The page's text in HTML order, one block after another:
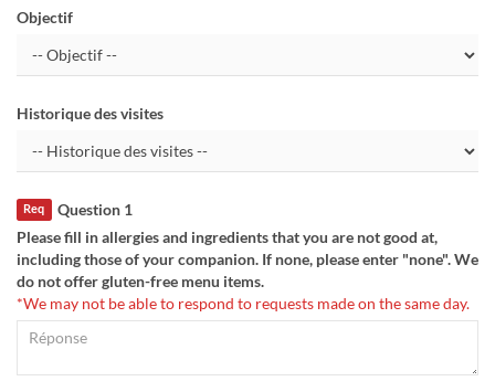
Objectif
Historique des visites
Question 1
Req
Please fill in allergies and ingredients that you are not good at,
including those of your companion. If none, please enter "none". We
do not offer gluten-free menu items.
*We may not be able to respond to requests made on the same day.